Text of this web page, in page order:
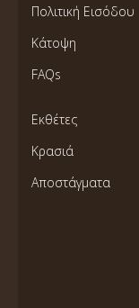
Πολιτική Εισόδου
Κάτοψη
FAQs
Εκθέτες
Κρασιά
Αποστάγματα